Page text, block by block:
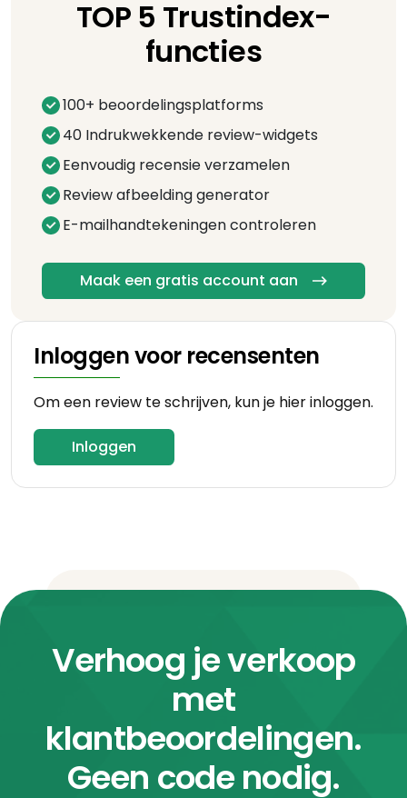
TOP 5 Trustindex-
functies
100+ beoordelingsplatforms
40 Indrukwekkende review-widgets
Eenvoudig recensie verzamelen
Review afbeelding generator
E-mailhandtekeningen controleren
Maak een gratis account aan
Inloggen voor recensenten
Om een review te schrijven, kun je hier inloggen.
Inloggen
Verhoog je verkoop
met
klantbeoordelingen.
Geen code nodig.